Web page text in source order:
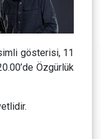
gösterisi, 11
Özgürlük